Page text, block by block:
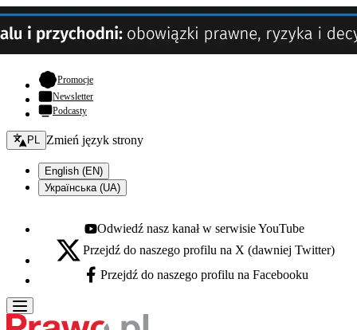
Promocje- otwiera się w nowej karcie
Newsletter
Podcasty
Zmień język - bieżący:
PL Zmień język strony
English (EN)
Українська (UA)
Youtube - otwiera się w nowej karcie
Odwiedź nasz kanał w serwisie YouTube
X - otwiera się w nowej karcie
Przejdź do naszego profilu na X (dawniej Twitter)
Facebook - otwiera się w nowej karcie
Przejdź do naszego profilu na Facebooku